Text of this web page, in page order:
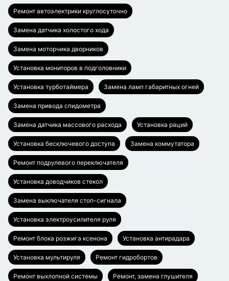
Ремонт автоэлектрики круглосуточно
Замена датчика холостого хода
Замена моторчика дворников
Установка мониторов в подголовники
Установка турботаймера Замена ламп габаритных огней
Замена привода спидометра
Замена датчика массового расхода Установка раций
Установка бесключевого доступа Замена коммутатора
Ремонт подрулевого переключателя
Установка доводчиков стекол
Замена выключателя стоп-сигнала
Установка электроусилителя руля
Ремонт блока розжига ксенона Установка антирадара
Установка мультируля Ремонт гидробортов
Ремонт выхлопной системы Ремонт, замена глушителя